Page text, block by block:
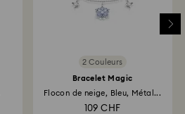
2 Couleurs
Bracelet Magic
Flocon de neige, Bleu, Métal...
109 CHF